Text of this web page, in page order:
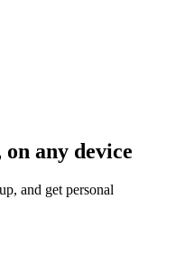
any device
and get personal